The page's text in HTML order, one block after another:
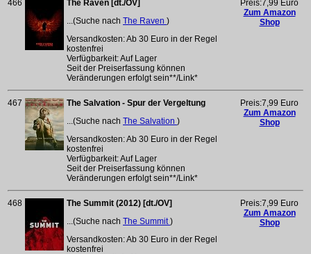
466
The Raven [dt./OV]
...(Suche nach The Raven )
Versandkosten: Ab 30 Euro in der Regel
kostenfrei
Verfügbarkeit: Auf Lager
Seit der Preiserfassung können
Veränderungen erfolgt sein**/Link*
Preis:7,99 Euro
Zum Amazon
Shop
467
The Salvation - Spur der Vergeltung
...(Suche nach The Salvation )
Versandkosten: Ab 30 Euro in der Regel
kostenfrei
Verfügbarkeit: Auf Lager
Seit der Preiserfassung können
Veränderungen erfolgt sein**/Link*
Preis:7,99 Euro
Zum Amazon
Shop
468
The Summit (2012) [dt./OV]
...(Suche nach The Summit)
Versandkosten: Ab 30 Euro in der Regel
kostenfrei
Preis:7,99 Euro
Zum Amazon
Shop